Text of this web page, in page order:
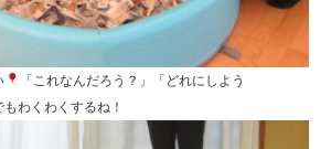
「これなんだろう？」「どれにしよう
わくわくするね！